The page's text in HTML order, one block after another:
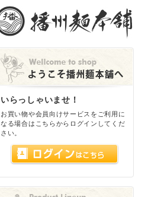
いらっしゃいませ！
お買い物や会員向けサービスをご利用に
なる場合はこちらからログインしてくだ
さい。